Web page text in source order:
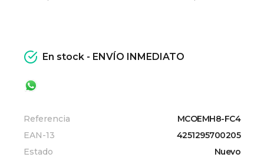
En stock - ENVÍO INMEDIATO
Referencia
MCOEMH8-FC4
EAN-13
4251295700205
Estado
Nuevo